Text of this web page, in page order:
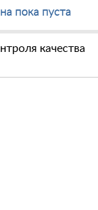
пока пуста
качества